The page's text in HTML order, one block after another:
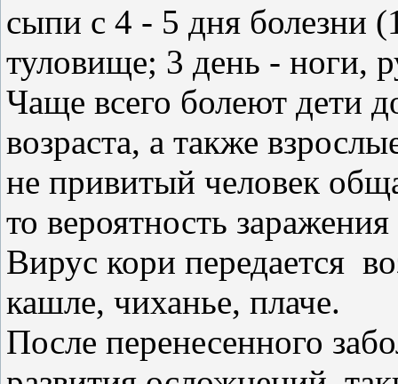
сыпи с 4 - 5 дня болезни
туловище; 3 день - ноги,
Чаще всего болеют дети
возраста, а также
не привитый человек
то вероятность
Вирус кори передается
кашле, чиханье, плаче.
После перенесенного